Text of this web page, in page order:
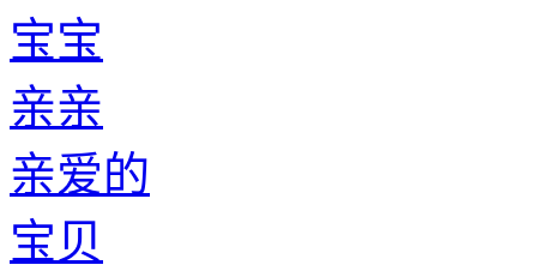
宝宝
亲亲
亲爱的
宝贝